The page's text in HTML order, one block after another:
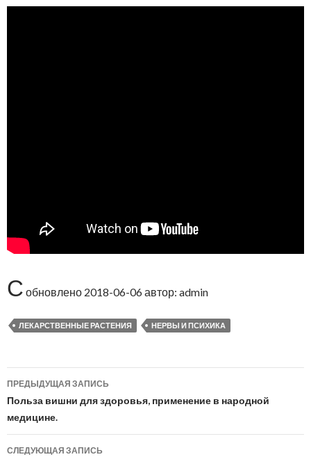
С обновлено 2018-06-06автор: admin
ЛЕКАРСТВЕННЫЕ РАСТЕНИЯ НЕРВЫ И ПСИХИКА
Навигация
по
записям
ПРЕДЫДУЩАЯ ЗАПИСЬ
Польза вишни для здоровья, применение в народной
медицине.
СЛЕДУЮЩАЯ ЗАПИСЬ